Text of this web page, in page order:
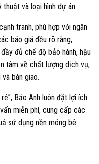
và loại hình dự án.
tranh, phù hợp với ngân
báo giá đều rõ ràng,
đủ chế độ bảo hành, hậu
tâm về chất lượng dịch vụ,
bàn giao.
Bảo Anh luôn đặt lợi ích
miễn phí, cung cấp các
sử dụng nền móng bê